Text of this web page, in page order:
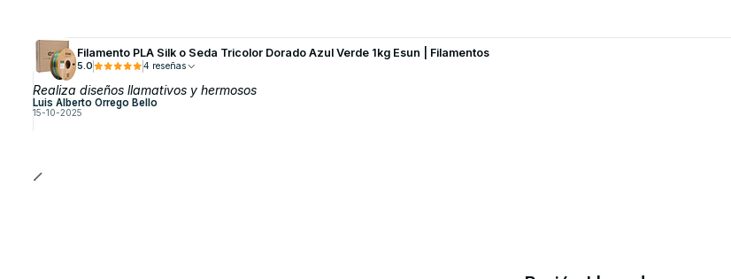
Filamento PLA Silk o Seda Tricolor Dorado Azul Verde 1kg Esun | Filamentos
5.0 4 reseñas
Realiza diseños llamativos y hermosos
Luis Alberto Orrego Bello
15-10-2025